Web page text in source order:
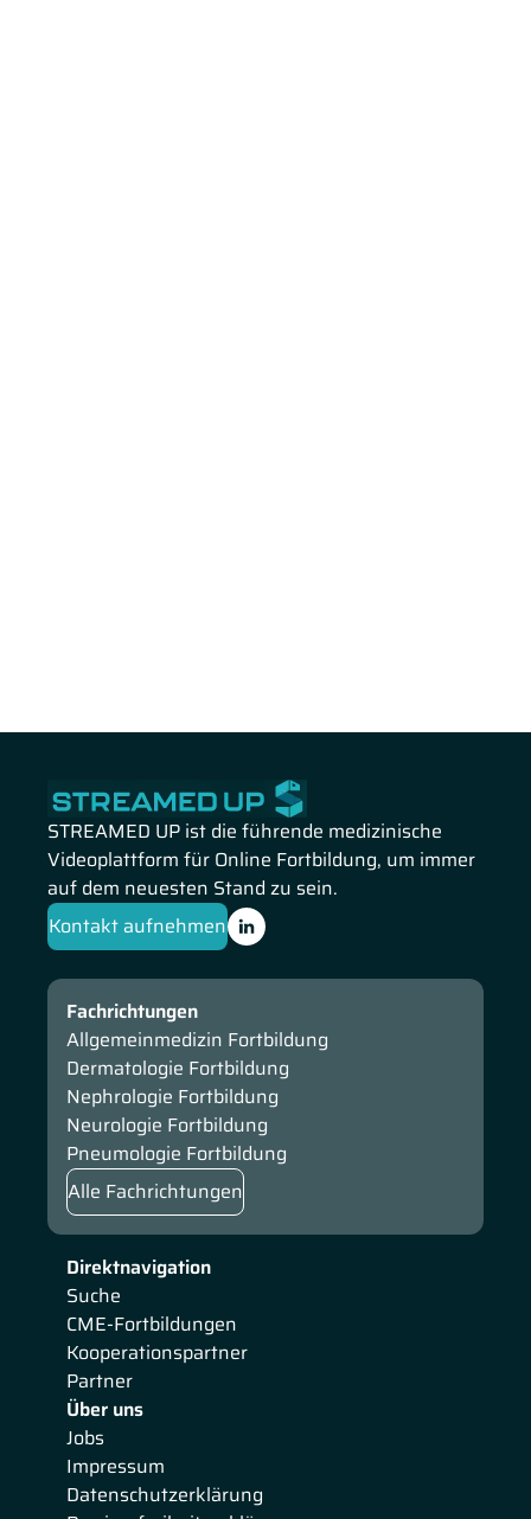
STREAMED UP ist die führende medizinische
Videoplattform für Online Fortbildung, um immer
auf dem neuesten Stand zu sein.
Kontakt aufnehmen
Direktnavigation
Suche
CME-Fortbildungen
Kooperationspartner
Partner
Über uns
Jobs
Impressum
Datenschutzerklärung
Fachrichtungen
Allgemeinmedizin Fortbildung
Dermatologie Fortbildung
Nephrologie Fortbildung
Neurologie Fortbildung
Pneumologie Fortbildung
Alle Fachrichtungen